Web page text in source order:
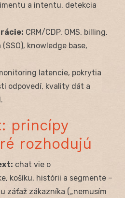
a intentu, detekcia
CRM/CDP, OMS, billing,
knowledge base,
latencie, pokrytia
odpovedí, kvality dát a
princípy
rozhodujú
chat vie o
košíku, histórii a segmente –
záťaž zákazníka („nemusím